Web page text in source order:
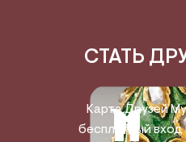
СТАТЬ
Карта Друзей
бесплатный вход